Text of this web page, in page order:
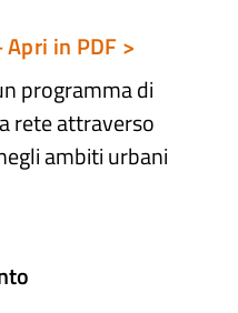
in PDF >
programma di
rete attraverso
ambiti urbani